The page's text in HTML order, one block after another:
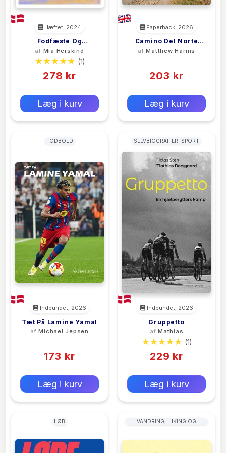
Hæftet, 2024
Fodfæste Og
Himmelkys
af Mia Herskind
(1)
278 kr
Læg i kurv
Paperback, 2026
Camino Del Norte
(6th)
afMatthew Harms
203 kr
Læg i kurv
FODBOLD
Indbundet, 2026
Tæt På Lamine Yamal
afMichael Jepsen
173 kr
Læg i kurv
SELVBIOGRAFIER: SPORT
Indbundet, 2026
Gruppetto
af Mathias
Norsgaard (1)
229 kr
Læg i kurv
LØB
VANDRING, HIKING OG